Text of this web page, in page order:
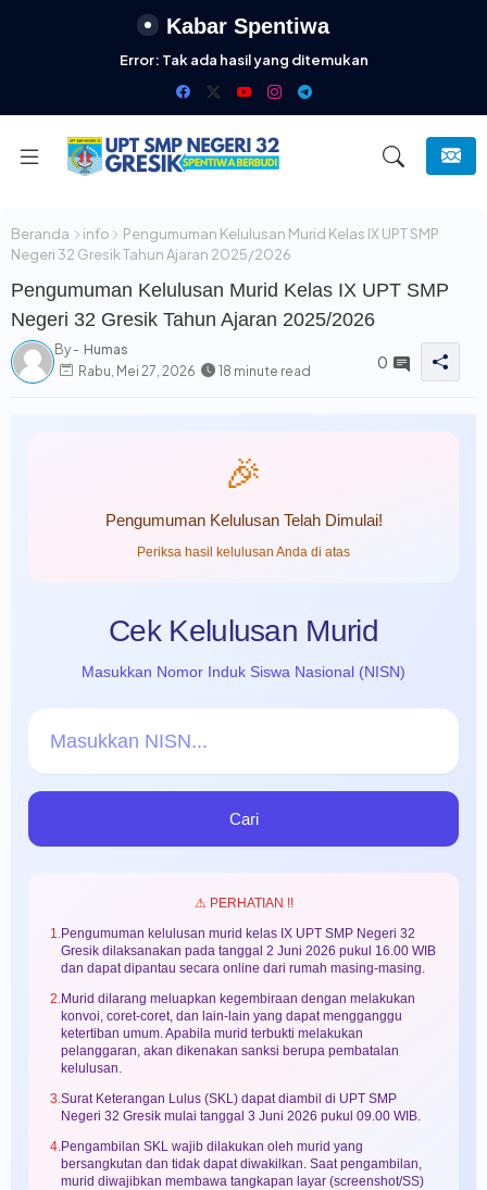
Kabar Spentiwa
Error: Tak ada hasil yang ditemukan
Beranda info
Pengumuman Kelulusan Murid Kelas IX UPT SMP
Negeri 32 Gresik Tahun Ajaran 2025/2026
Pengumuman Kelulusan Murid Kelas IX UPT SMP
Negeri 32 Gresik Tahun Ajaran 2025/2026
By - Humas
Rabu, Mei 27, 2026
18 minute read 0
🎉
Pengumuman Kelulusan Telah Dimulai!
Periksa hasil kelulusan Anda di atas
Cek Kelulusan Murid
Masukkan Nomor Induk Siswa Nasional (NISN)
Cari
⚠ PERHATIAN !!
1.Pengumuman kelulusan murid kelas IX UPT SMP Negeri 32
Gresik dilaksanakan pada tanggal 2 Juni 2026 pukul 16.00 WIB
dan dapat dipantau secara online dari rumah masing-masing.
2.Murid dilarang meluapkan kegembiraan dengan melakukan
konvoi, coret-coret, dan lain-lain yang dapat mengganggu
ketertiban umum. Apabila murid terbukti melakukan
pelanggaran, akan dikenakan sanksi berupa pembatalan
kelulusan.
3.Surat Keterangan Lulus (SKL) dapat diambil di UPT SMP
Negeri 32 Gresik mulai tanggal 3 Juni 2026 pukul 09.00 WIB.
4.Pengambilan SKL wajib dilakukan oleh murid yang
bersangkutan dan tidak dapat diwakilkan. Saat pengambilan,
murid diwajibkan membawa tangkapan layar (screenshot/SS)